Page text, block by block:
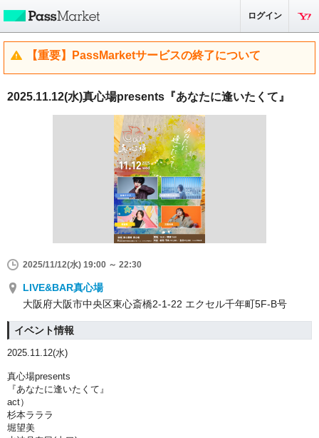
ログイン
【重要】PassMarketサービスの終了について
2025.11.12(水)真心場presents『あなたに逢いたくて』
2025/11/12(水) 19:00 ～ 22:30
LIVE&BAR真心場
大阪府大阪市中央区東心斎橋2-1-22 エクセル千年町5F-B号
イベント情報
2025.11.12(水)
真心場presents
『あなたに逢いたくて』
act）
杉本ラララ
堀望美